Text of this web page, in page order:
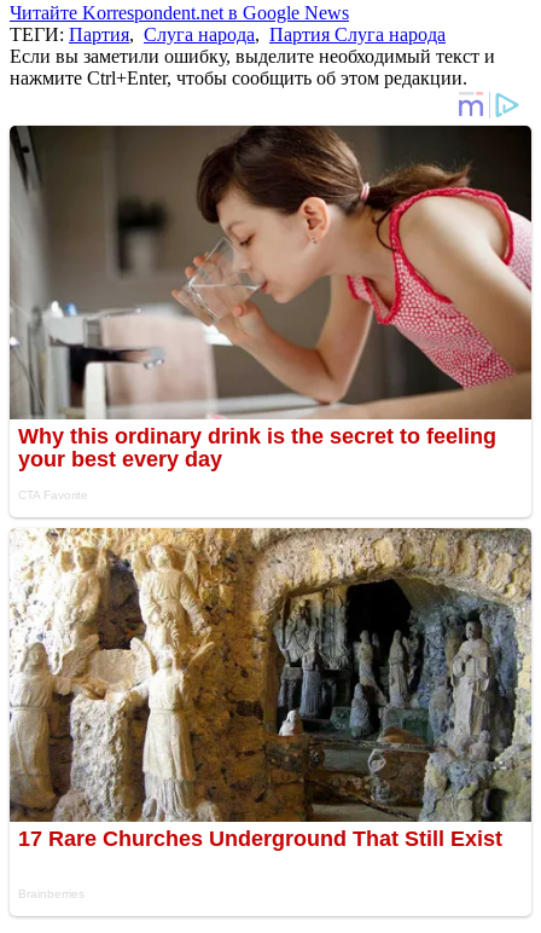
Читайте Korrespondent.net в Google News
ТЕГИ: Партия, Слуга народа, Партия Слуга народа
Если вы заметили ошибку, выделите необходимый текст и
нажмите Ctrl+Enter, чтобы сообщить об этом редакции.